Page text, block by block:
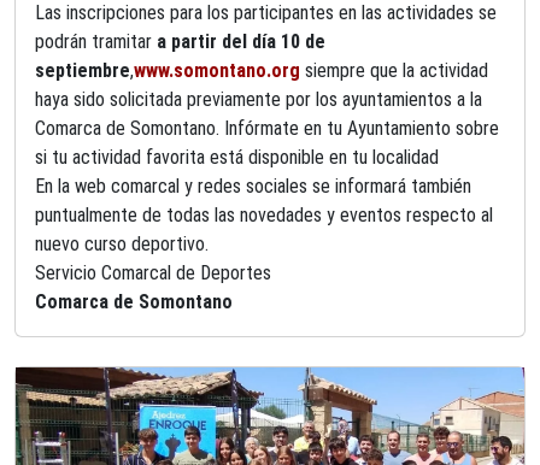
Las inscripciones para los participantes en las actividades se
podrán tramitar a partir del día 10 de
septiembre,www.somontano.org siempre que la actividad
haya sido solicitada previamente por los ayuntamientos a la
Comarca de Somontano. Infórmate en tu Ayuntamiento sobre
si tu actividad favorita está disponible en tu localidad
En la web comarcal y redes sociales se informará también
puntualmente de todas las novedades y eventos respecto al
nuevo curso deportivo.
Servicio Comarcal de Deportes
Comarca de Somontano